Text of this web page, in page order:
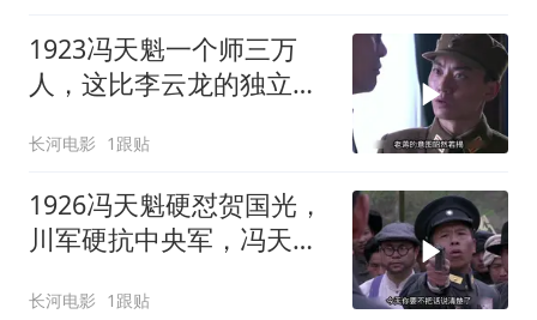
1923冯天魁一个师三万
人，这比李云龙的独立团
长河电影 1跟贴
1926冯天魁硬怼贺国光，
川军硬抗中央军，冯天魁
长河电影 1跟贴